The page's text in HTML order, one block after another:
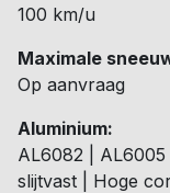
100 km/u
Maximale
Op aanvraag
Aluminium:
AL6082 |
slijtvast | Hoge